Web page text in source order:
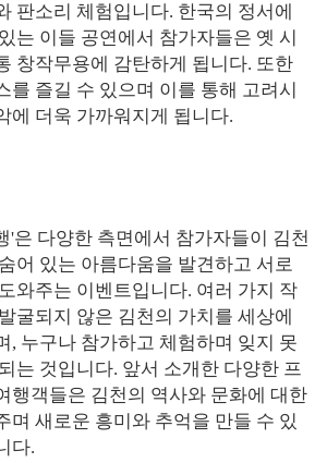
판소리 체험입니다. 한국의 정서에
는 이들 공연에서 참가자들은 옛 시
창작무용에 감탄하게 됩니다. 또한
를 즐길 수 있으며 이를 통해 고려시
에 더욱 가까워지게 됩니다.
'은 다양한 측면에서 참가자들이 김천
어 있는 아름다움을 발견하고 서로
와주는 이벤트입니다. 여러 가지 작
굴되지 않은 김천의 가치를 세상에
, 누구나 참가하고 체험하며 잊지 못
는 것입니다. 앞서 소개한 다양한 프
행객들은 김천의 역사와 문화에 대한
며 새로운 흥미와 추억을 만들 수 있
다.